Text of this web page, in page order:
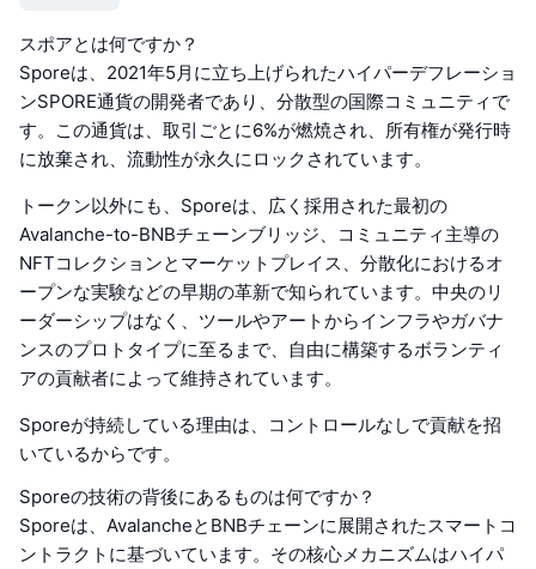
スポアとは何ですか？
Sporeは、2021年5月に立ち上げられたハイパーデフレーショ
ンSPORE通貨の開発者であり、分散型の国際コミュニティで
す。この通貨は、取引ごとに6%が燃焼され、所有権が発行時
に放棄され、流動性が永久にロックされています。
トークン以外にも、Sporeは、広く採用された最初の
Avalanche-to-BNBチェーンブリッジ、コミュニティ主導の
NFTコレクションとマーケットプレイス、分散化におけるオ
ープンな実験などの早期の革新で知られています。中央のリ
ーダーシップはなく、ツールやアートからインフラやガバナ
ンスのプロトタイプに至るまで、自由に構築するボランティ
アの貢献者によって維持されています。
Sporeが持続している理由は、コントロールなしで貢献を招
いているからです。
Sporeの技術の背後にあるものは何ですか？
Sporeは、AvalancheとBNBチェーンに展開されたスマートコ
ントラクトに基づいています。その核心メカニズムはハイパ